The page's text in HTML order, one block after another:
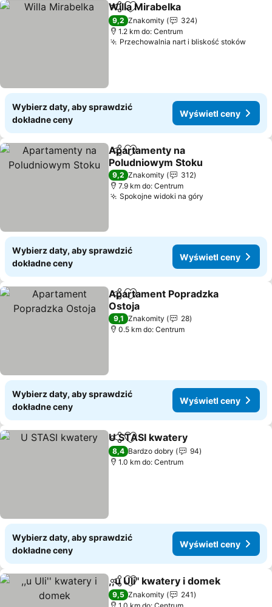
Udostępnij
Dodaj do ulubionych
Willa Mirabelka
9,2 Znakomity
324
1.2 km do: Centrum
Przechowalnia nart i bliskość stoków
Wybierz daty, aby sprawdzić
dokładne ceny
Wyświetl ceny
Udostępnij
Dodaj do ulubionych
Apartamenty na
Poludniowym Stoku
9,2 Znakomity
312
7.9 km do: Centrum
Spokojne widoki na góry
Wybierz daty, aby sprawdzić
dokładne ceny
Wyświetl ceny
Udostępnij
Dodaj do ulubionych
Apartament Popradzka
Ostoja
9,1 Znakomity
28
0.5 km do: Centrum
Wybierz daty, aby sprawdzić
dokładne ceny
Wyświetl ceny
Udostępnij
Dodaj do ulubionych
U STASI kwatery
8,4 Bardzo dobry
94
1.0 km do: Centrum
Wybierz daty, aby sprawdzić
dokładne ceny
Wyświetl ceny
Udostępnij
Dodaj do ulubionych
,,u Uli'' kwatery i domek
9,5 Znakomity
241